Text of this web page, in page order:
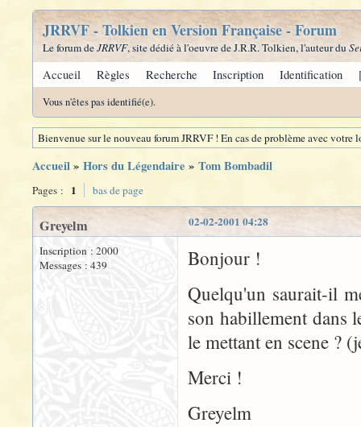
JRRVF - Tolkien en Version Française - Forum
Le forum deJRRVF, site dédié à l'oeuvre de J.R.R. Tolkien, l'auteur du
Accueil Règles Recherche Inscription Identification
Vous n'êtes pas identifié(e).
Bienvenue sur le nouveau forum JRRVF ! En cas de problème avec
Accueil» Hors du Légendaire » Tom Bombadil
Pages : 1 bas de page
02-02-2001 04:28
Greyelm
Inscription : 2000
Messages : 439
Bonjour !
Quelqu'un saurait-il
son habillement dans
le mettant en scene ?
Merci !
Greyelm